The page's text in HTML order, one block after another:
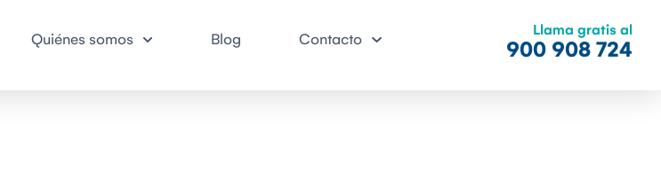
Quiénes somos Blog Contacto
Llama gratis al
900 908 724